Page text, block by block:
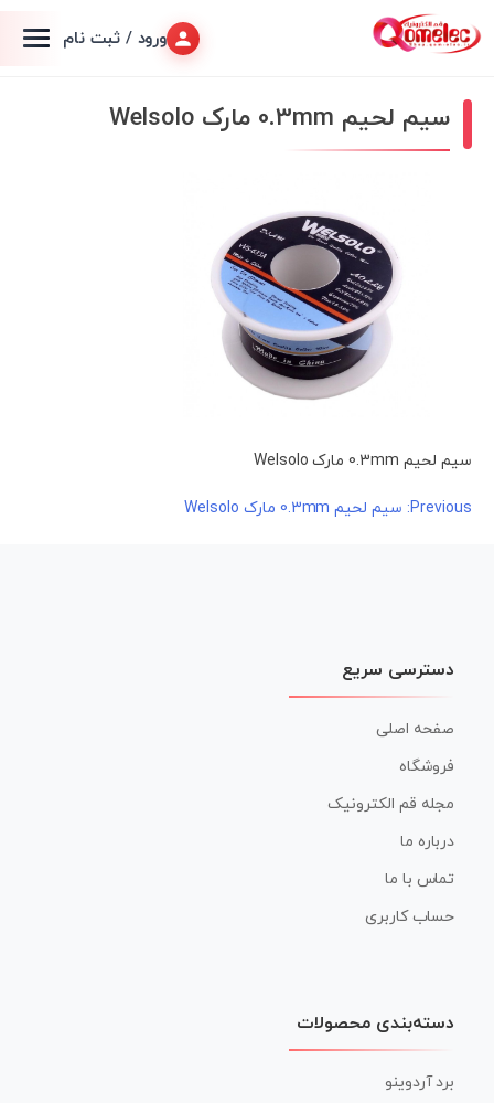
ورود / ثبت نام
سیم لحیم 0.3mm مارک Welsolo
سیم لحیم 0.3mm مارک Welsolo
راهبری
Previous: سیم لحیم 0.3mm مارک Welsolo
دسترسی سریع
صفحه اصلی
فروشگاه
مجله قم الکترونیک
درباره ما
تماس با ما
حساب کاربری
دسته‌بندی محصولات
برد آردوینو